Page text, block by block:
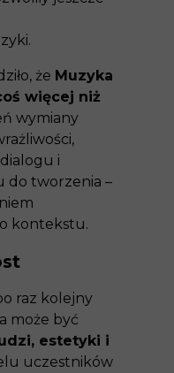
że Muzyka
więcej niż
wymiany
i
do tworzenia –
kontekstu.
raz kolejny
może być
estetyki i
uczestników